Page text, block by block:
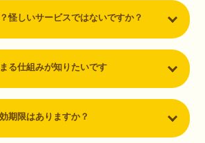
怪しいサービスではないですか？
る仕組みが知りたいです
期限はありますか？